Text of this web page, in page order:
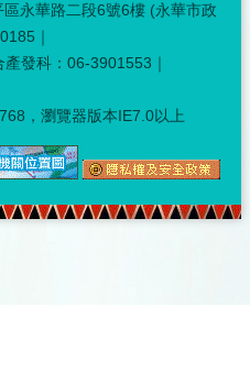
永華路二段6號6樓 (永華市政
｜
發科：06-3901553｜
，瀏覽器版本IE7.0以上